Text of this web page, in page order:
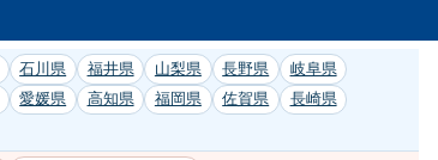
石川県 福井県 山梨県 長野県
岐阜県
愛媛県 高知県 福岡県 佐賀県
長崎県